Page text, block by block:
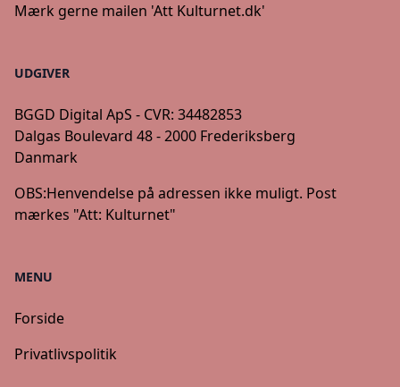
Mærk gerne mailen 'Att Kulturnet.dk'
UDGIVER
BGGD Digital ApS - CVR: 34482853
Dalgas Boulevard 48 - 2000 Frederiksberg
Danmark
OBS:Henvendelse på adressen ikke muligt. Post
mærkes "Att: Kulturnet"
MENU
Forside
Privatlivspolitik